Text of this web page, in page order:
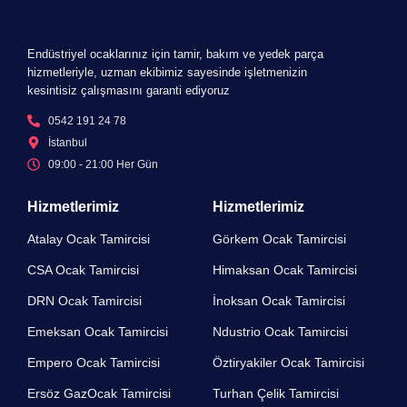
Endüstriyel ocaklarınız için tamir, bakım ve yedek parça
hizmetleriyle, uzman ekibimiz sayesinde işletmenizin
kesintisiz çalışmasını garanti ediyoruz
0542 191 24 78
İstanbul
09:00 - 21:00 Her Gün​
Hizmetlerimiz
Atalay Ocak Tamircisi
CSA Ocak Tamircisi
DRN Ocak Tamircisi​
Emeksan Ocak Tamircisi​
Empero Ocak Tamircisi​
Ersöz GazOcak Tamircisi​
Hizmetlerimiz
Görkem Ocak Tamircisi
Himaksan Ocak Tamircisi
İnoksan Ocak Tamircisi
Ndustrio Ocak Tamircisi
Öztiryakiler Ocak Tamircisi
Turhan Çelik Tamircisi